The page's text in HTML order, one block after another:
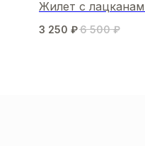
Жилет с
3 250 ₽6 500 ₽